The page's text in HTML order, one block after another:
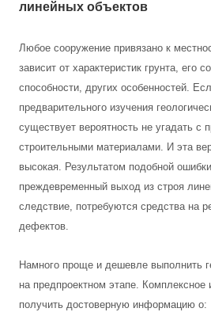
линейных объектов
Любое сооружение привязано к
зависит от характеристик грунта, его
способности, других особенностей.
предварительного изучения
существует вероятность не угадать с
строительными материалами. И эта
высокая. Результатом подобной
преждевременный выход из строя
следствие, потребуются средства на
дефектов.
Намного проще и дешевле выполнить
на предпроектном этапе. Комплексное
получить достоверную информацию о: